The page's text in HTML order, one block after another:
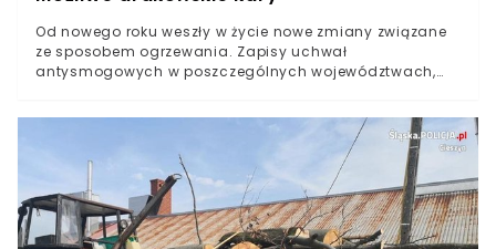
Od nowego roku weszły w życie nowe zmiany związane
ze sposobem ogrzewania. Zapisy uchwał
antysmogowych w poszczególnych województwach,